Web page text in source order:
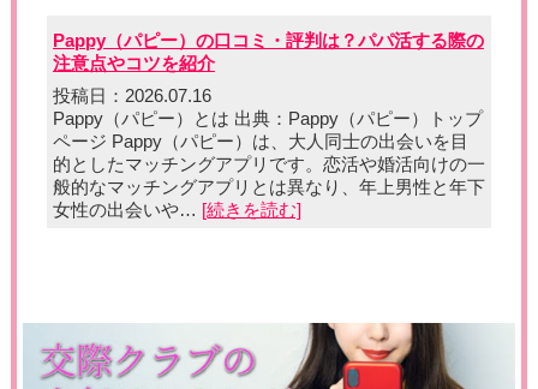
Pappy（パピー）の口コミ・評判は？パパ活する際の
注意点やコツを紹介
投稿日：2026.07.16
Pappy（パピー）とは 出典：Pappy（パピー）トップ
ページ Pappy（パピー）は、大人同士の出会いを目
的としたマッチングアプリです。恋活や婚活向けの一
般的なマッチングアプリとは異なり、年上男性と年下
女性の出会いや… [続きを読む]